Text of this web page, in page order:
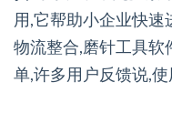
用,它帮助小企业快
物流整合,磨针工具软
单,许多用户反馈说,